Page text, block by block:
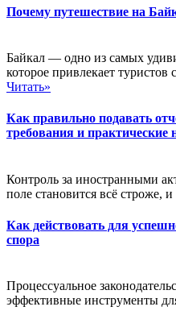
Почему путешествие на
Байкал — одно из самых
которое привлекает
Читать»
Как правильно подавать
требования и практические
Контроль за иностранными
поле становится всё строже,
Как действовать для
спора
Процессуальное
эффективные инструменты